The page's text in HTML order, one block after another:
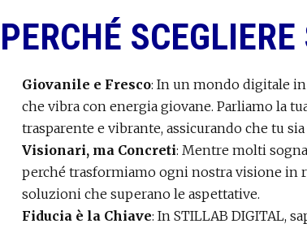
PERCHÉ
Giovanile e Fresco: In un mondo digitale in
che vibra con energia giovane. Parliamo la
trasparente e vibrante, assicurando che tu
Visionari, ma Concreti: Mentre molti
perché trasformiamo ogni nostra visione in
soluzioni che superano le aspettative.
Fiducia è la Chiave: In STILLAB DIGITAL,